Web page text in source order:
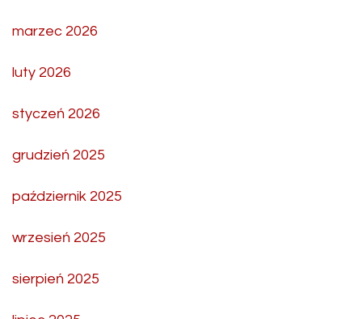
marzec 2026
luty 2026
styczeń 2026
grudzień 2025
październik 2025
wrzesień 2025
sierpień 2025